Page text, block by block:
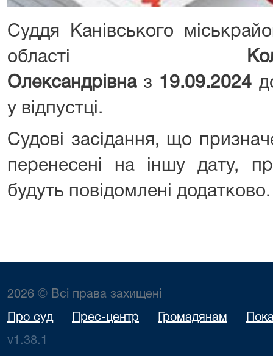
Суддя Канівського
області
Олександрівназ 19.09.2024
у відпустці.
Судові засідання, що
перенесені на іншу дату,
будуть повідомлені додатково.
2026 © Всі права захищені
Про суд Прес-центр Громадянам
v1.38.1